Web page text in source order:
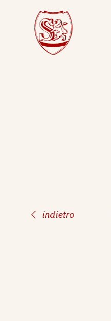
indietro